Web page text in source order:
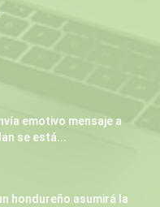
emotivo mensaje a
se está...
hondureño asumirá la